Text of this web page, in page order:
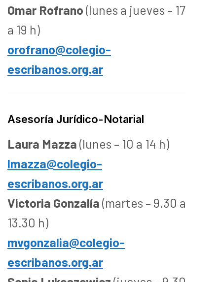
Omar Rofrano (lunes a jueves – 17
a 19 h)
orofrano@colegio-
escribanos.org.ar
Asesoría Jurídico-Notarial
Laura Mazza (lunes – 10 a 14 h)
lmazza@colegio-
escribanos.org.ar
Victoria Gonzalía (martes – 9.30 a
13.30 h)
mvgonzalia@colegio-
escribanos.org.ar